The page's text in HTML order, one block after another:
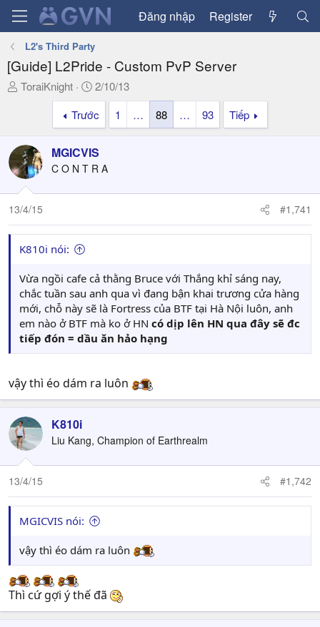
Đăng nhập Register
L2's Third Party
[Guide] L2Pride - Custom PvP Server
T
a
d
s
t
a
t
e
ToraiKnight
N
g
à
y
g
ử
2/10/13
Trước
1 … 88 … 93 Tiếp
MGICVIS
C O N T R A
13/4/15 #1,741
K810i nói:
Vừa ngồi cafe cả thằng Bruce với Thắng khỉ sáng nay,
chắc tuần sau anh qua vì đang bận khai trương cửa hàng
mới, chỗ này sẽ là Fortress của BTF tại Hà Nội luôn, anh
em nào ở BTF mà ko ở HN có dịp lên HN qua đây sẽ đc
tiếp đón = dầu ăn hảo hạng
vậy thì éo dám ra luôn
K810i
Liu Kang, Champion of Earthrealm
13/4/15 #1,742
MGICVIS nói:
vậy thì éo dám ra luôn
Thì cứ gợi ý thế đã